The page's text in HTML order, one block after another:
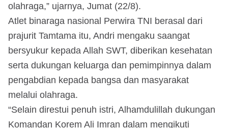
olahraga,” ujarnya, Jumat (22/8).
Atlet binaraga nasional Perwira TNI berasal dari
prajurit Tamtama itu, Andri mengaku saangat
bersyukur kepada Allah SWT, diberikan kesehatan
serta dukungan keluarga dan pemimpinnya dalam
pengabdian kepada bangsa dan masyarakat
melalui olahraga.
“Selain direstui penuh istri, Alhamdulillah dukungan
Komandan Korem Ali Imran dalam mengikuti